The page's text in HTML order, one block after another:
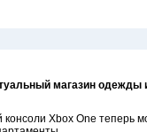
магазин
Xbox One теперь